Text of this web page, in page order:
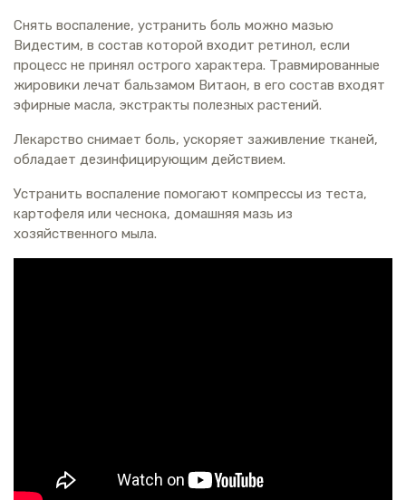
Снять воспаление, устранить боль можно мазью
Видестим, в состав которой входит ретинол, если
процесс не принял острого характера. Травмированные
жировики лечат бальзамом Витаон, в его состав входят
эфирные масла, экстракты полезных растений.
Лекарство снимает боль, ускоряет заживление тканей,
обладает дезинфицирующим действием.
Устранить воспаление помогают компрессы из теста,
картофеля или чеснока, домашняя мазь из
хозяйственного мыла.